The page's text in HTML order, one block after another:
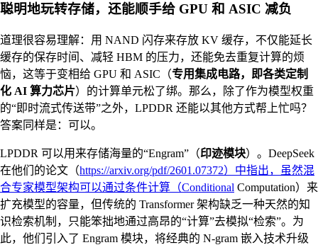
聪明地玩转存储，还能顺手给 GPU 和 ASIC 减负
道理很容易理解：用 NAND 闪存来存放 KV 缓存，不仅能延长
缓存的保存时间、减轻 HBM 的压力，还能免去重复计算的烦
恼，这等于变相给 GPU 和 ASIC（专用集成电路，即各类定制
化 AI 算力芯片）的计算单元松了绑。那么，除了作为模型权重
的“即时流式传送带”之外，LPDDR 还能以其他方式帮上忙吗？
答案同样是：可以。
LPDDR 可以用来存储海量的“Engram”（印迹模块）。DeepSeek
在他们的论文（https://arxiv.org/pdf/2601.07372）中指出，虽然混
合专家模型架构可以通过条件计算（Conditional Computation）来
扩充模型的容量，但传统的 Transformer 架构缺乏一种天然的知
识检索机制，只能笨拙地通过高昂的“计算”去模拟“检索”。为
此，他们引入了 Engram 模块，将经典的 N-gram 嵌入技术升级